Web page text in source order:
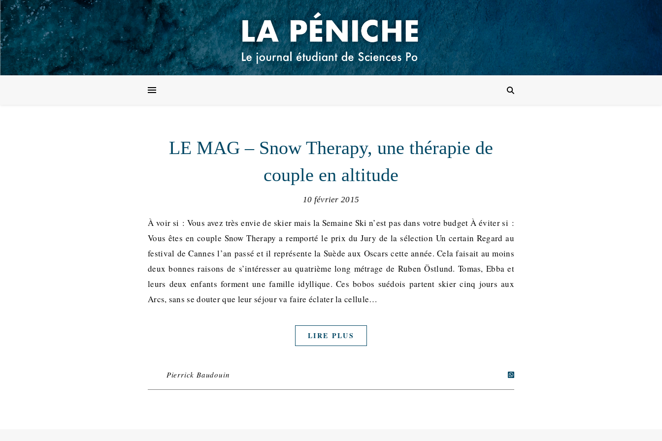
LE MAG – Snow Therapy, une thérapie de
couple en altitude
10 février 2015
À voir si : Vous avez très envie de skier mais la Semaine Ski n’est pas dans votre budget À éviter si :
Vous êtes en couple Snow Therapy a remporté le prix du Jury de la sélection Un certain Regard au
festival de Cannes l’an passé et il représente la Suède aux Oscars cette année. Cela faisait au moins
deux bonnes raisons de s’intéresser au quatrième long métrage de Ruben Östlund. Tomas, Ebba et
leurs deux enfants forment une famille idyllique. Ces bobos suédois partent skier cinq jours aux
Arcs, sans se douter que leur séjour va faire éclater la cellule…
LIRE PLUS
Pierrick Baudouin